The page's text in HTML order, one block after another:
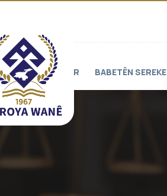
PROJELER BABETÊN SEREKE